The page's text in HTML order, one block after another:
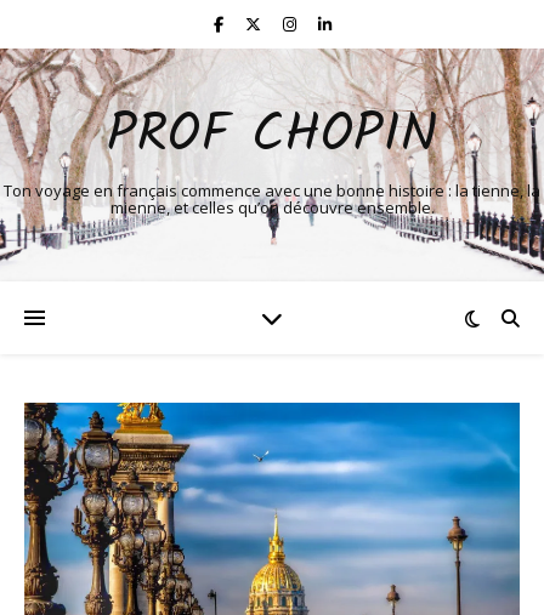
PROF CHOPIN
Ton voyage en français commence avec une bonne histoire : la tienne, la
mienne, et celles qu’on découvre ensemble.